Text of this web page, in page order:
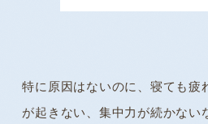
特に原因はないのに、寝ても疲
が起きない、集中力が続かない